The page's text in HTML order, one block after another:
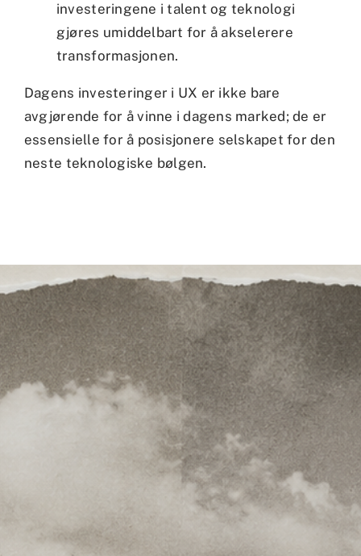
investeringene i talent og teknologi
gjøres umiddelbart for å akselerere
transformasjonen.
Dagens investeringer i UX er ikke bare
avgjørende for å vinne i dagens marked; de er
essensielle for å posisjonere selskapet for den
neste teknologiske bølgen.